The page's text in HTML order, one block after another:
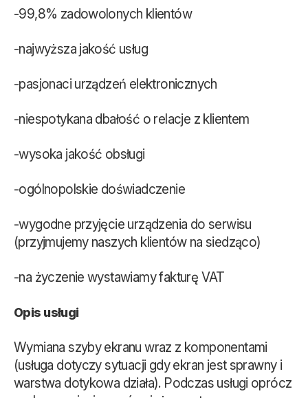
-99,8% zadowolonych klientów
-najwyższa jakość usług
-pasjonaci urządzeń elektronicznych
-niespotykana dbałość o relacje z klientem
-wysoka jakość obsługi
-ogólnopolskie doświadczenie
-wygodne przyjęcie urządzenia do serwisu
(przyjmujemy naszych klientów na siedząco)
-na życzenie wystawiamy fakturę VAT
Opis usługi
Wymiana szyby ekranu wraz z komponentami
(usługa dotyczy sytuacji gdy ekran jest sprawny i
warstwa dotykowa działa). Podczas usługi oprócz